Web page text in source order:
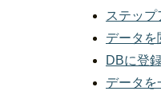
ステッ
データを
DBに登
データを